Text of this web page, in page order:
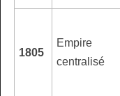
1805
Empire
centralisé